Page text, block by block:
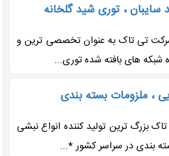
، توری شید گلخانه
شرکت تی تاک به عنوان تخصصی ترین و
شبکه های بافته شده توری...
، ملزومات بسته بندی
تی تاک بزرگ ترین تولید کننده انواع نبشی
بندی در سراسر کشور *...